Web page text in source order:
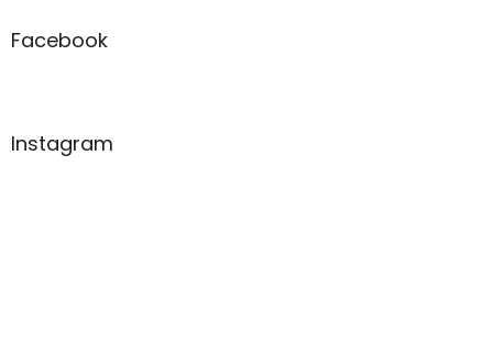
aFacebook
Instagram